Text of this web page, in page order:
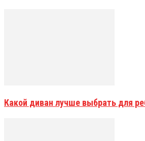
Какой диван лучше выбрать для